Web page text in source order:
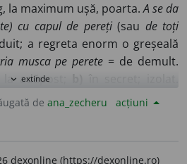
la maximum ușă, poarta.A se da
cu capul de pereți(sau de toți
a regreta enorm o greșeală
musca pe perete = de demult.
la adăpost;
se zice pentru a atrage cuiva
expand_more extinde
de ana_zecheru acțiuni
dexonline (https://dexonline.ro)